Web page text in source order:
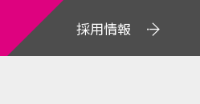
採用情報